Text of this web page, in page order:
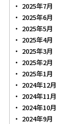
2025年7月
2025年6月
2025年5月
2025年4月
2025年3月
2025年2月
2025年1月
2024年12月
2024年11月
2024年10月
2024年9月